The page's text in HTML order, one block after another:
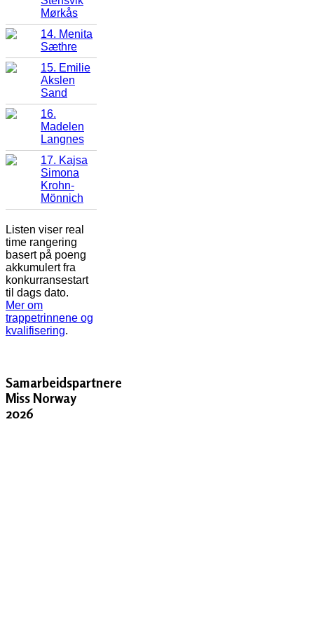
Mørkås
14. Menita
Sæthre
15. Emilie
Akslen
Sand
16.
Madelen
Langnes
17. Kajsa
Simona
Krohn-
Mönnich
Listen viser real
time rangering
basert på poeng
akkumulert fra
konkurransestart
til dags dato.
Mer om
trappetrinnene og
kvalifisering.
Samarbeidspartnere
Miss Norway
2026